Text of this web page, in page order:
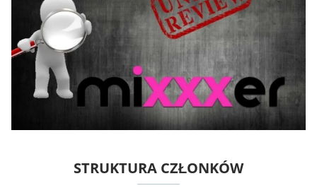
STRUKTURA CZŁONKÓW